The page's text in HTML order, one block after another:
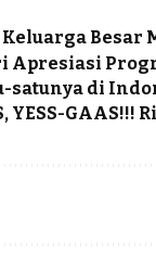
Besar
Apresiasi
satunya di
YESS-GAAS!!!